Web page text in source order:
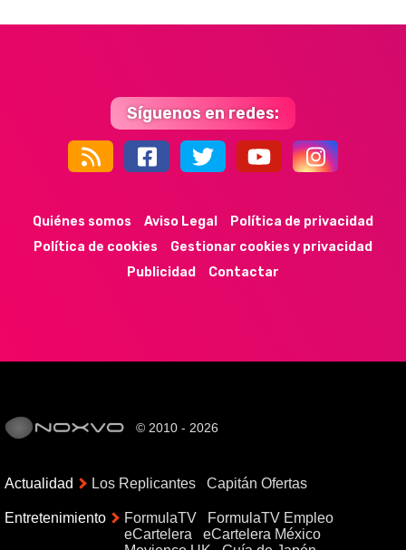
Síguenos en redes:
44k 9k 35k 352
Quiénes somos Aviso Legal
Política de privacidad
Política de cookies
Gestionar cookies y privacidad
Publicidad
Contactar
© 2010 - 2026
Actualidad Los Replicantes Capitán Ofertas
Entretenimiento FormulaTV
FormulaTV Empleo
eCartelera
eCartelera México